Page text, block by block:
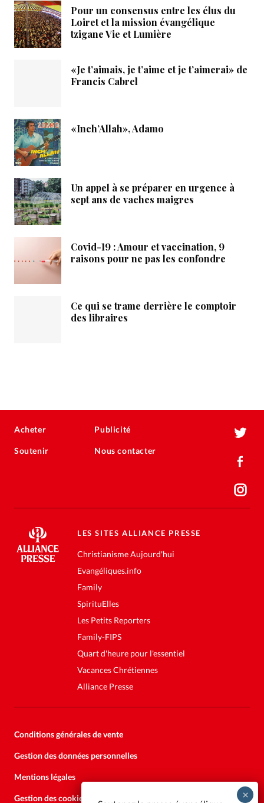
Pour un consensus entre les élus du
Loiret et la mission évangélique
tzigane Vie et Lumière
«Je t’aimais, je t’aime et je t’aimerai» de
Francis Cabrel
«Inch’Allah», Adamo
Un appel à se préparer en urgence à
sept ans de vaches maigres
Covid-19 : Amour et vaccination, 9
raisons pour ne pas les confondre
Ce qui se trame derrière le comptoir
des libraires
Acheter
Soutenir
Publicité
Nous contacter
LES SITES ALLIANCE PRESSE
Christianisme Aujourd'hui
Evangéliques.info
Family
SpirituElles
Les Petits Reporters
Family-FIPS
Quart d'heure pour l'essentiel
Vacances Chrétiennes
Alliance Presse
Conditions générales de vente
Gestion des données personnelles
Mentions légales
Gestion des cookies